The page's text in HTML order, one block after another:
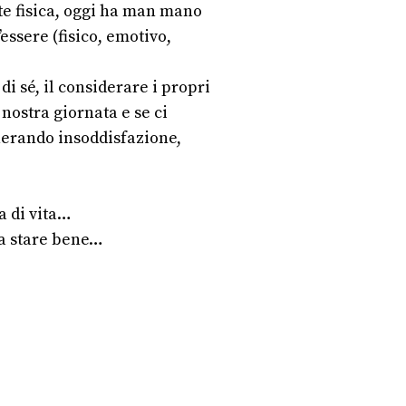
fisica, oggi ha man mano
(fisico, emotivo,
sé, il considerare i propri
giornata e se ci
insoddisfazione,
di vita…
stare bene…